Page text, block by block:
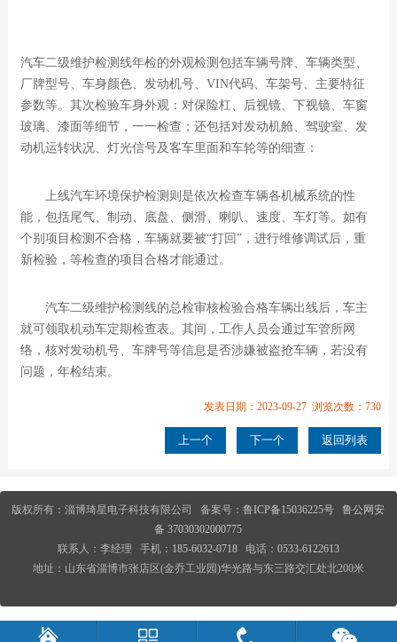
汽车二级维护检测线年检的外观检测包括车辆号牌、车辆类型、
厂牌型号、车身颜色、发动机号、VIN代码、车架号、主要特征
参数等。其次检验车身外观：对保险杠、后视镜、下视镜、车窗
玻璃、漆面等细节，一一检查；还包括对发动机舱、驾驶室、发
动机运转状况、灯光信号及客车里面和车轮等的细查：
上线汽车环境保护检测则是依次检查车辆各机械系统的性
能，包括尾气、制动、底盘、侧滑、喇叭、速度、车灯等。如有
个别项目检测不合格，车辆就要被“打回”，进行维修调试后，重
新检验，等检查的项目合格才能通过。
汽车二级维护检测线的总检审核检验合格车辆出线后，车主
就可领取机动车定期检查表。其间，工作人员会通过车管所网
络，核对发动机号、车牌号等信息是否涉嫌被盗抢车辆，若没有
问题，年检结束。
发表日期：2023-09-27 浏览次数：730
上一个 下一个 返回列表
版权所有：淄博琦星电子科技有限公司备案号：鲁ICP备15036225号
鲁公网安
备 37030302000775
联系人：李经理 手机： 185-6032-0718电话： 0533-6122613
地址：山东省淄博市张店区(金乔工业园)华光路与东三路交汇处北200米